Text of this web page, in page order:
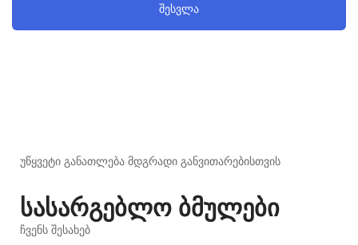
შესვლა
უწყვეტი განათლება მდგრადი განვითარებისთვის
სასარგებლო ბმულები
ჩვენს შესახებ